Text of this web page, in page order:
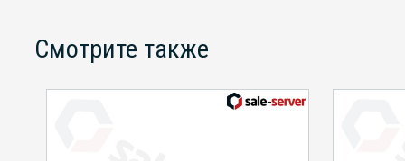
Смотрите также